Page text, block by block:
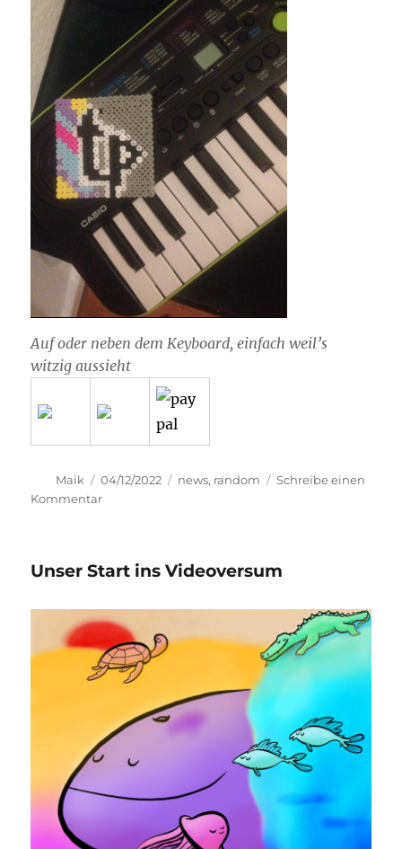
Auf oder neben dem Keyboard, einfach weil’s
witzig aussieht
Autor
Maik
Veröffentlicht
am
04/12/2022 Kategorien
news, random
Schreibe einen
Kommentarzu
Unser Start ins Videoversum